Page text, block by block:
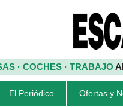
· COCHES · TRABAJO
El Periódico Ofertas y